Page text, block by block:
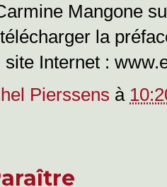
Mangone
la
site Internet :
Pierssens à